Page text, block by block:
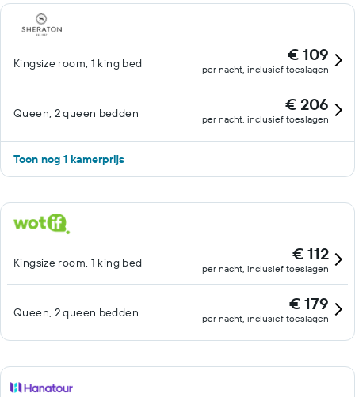
Kingsize room, 1 king bed € 109
per nacht, inclusief toeslagen
Queen, 2 queen bedden € 206
per nacht, inclusief toeslagen
Toon nog 1 kamerprijs
Kingsize room, 1 king bed € 112
per nacht, inclusief toeslagen
Queen, 2 queen bedden € 179
per nacht, inclusief toeslagen